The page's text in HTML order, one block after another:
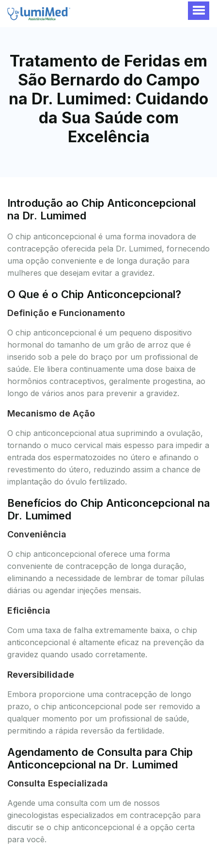
Tratamento de Feridas em
São Bernardo do Campo
na Dr. Lumimed: Cuidando
da Sua Saúde com
Excelência
Introdução ao Chip Anticoncepcional
na Dr. Lumimed
O chip anticoncepcional é uma forma inovadora de
contracepção oferecida pela Dr. Lumimed, fornecendo
uma opção conveniente e de longa duração para
mulheres que desejam evitar a gravidez.
O Que é o Chip Anticoncepcional?
Definição e Funcionamento
O chip anticoncepcional é um pequeno dispositivo
hormonal do tamanho de um grão de arroz que é
inserido sob a pele do braço por um profissional de
saúde. Ele libera continuamente uma dose baixa de
hormônios contraceptivos, geralmente progestina, ao
longo de vários anos para prevenir a gravidez.
Mecanismo de Ação
O chip anticoncepcional atua suprimindo a ovulação,
tornando o muco cervical mais espesso para impedir a
entrada dos espermatozoides no útero e afinando o
revestimento do útero, reduzindo assim a chance de
implantação do óvulo fertilizado.
Benefícios do Chip Anticoncepcional na
Dr. Lumimed
Conveniência
O chip anticoncepcional oferece uma forma
conveniente de contracepção de longa duração,
eliminando a necessidade de lembrar de tomar pílulas
diárias ou agendar injeções mensais.
Eficiência
Com uma taxa de falha extremamente baixa, o chip
anticoncepcional é altamente eficaz na prevenção da
gravidez quando usado corretamente.
Reversibilidade
Embora proporcione uma contracepção de longo
prazo, o chip anticoncepcional pode ser removido a
qualquer momento por um profissional de saúde,
permitindo a rápida reversão da fertilidade.
Agendamento de Consulta para Chip
Anticoncepcional na Dr. Lumimed
Consulta Especializada
Agende uma consulta com um de nossos
ginecologistas especializados em contracepção para
discutir se o chip anticoncepcional é a opção certa
para você.